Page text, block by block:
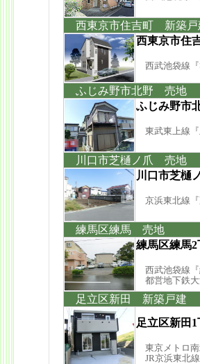
西東京市住吉町 新築戸
西東京市住
西武池袋線
ふじみ野市北野 売地
ふじみ野市
東武東上線
川口市芝樋ノ爪 売地
川口市芝樋
京浜東北線
練馬区練馬 売地
練馬区練馬2
西武池袋線
都営地下鉄
足立区新田 新築戸建
足立区新田1
東京メトロ
JR京浜東北